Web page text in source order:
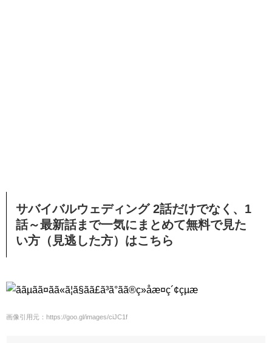
サバイバルウェディング 2話だけでなく、1
話～最新話まで一気にまとめて無料で見た
い方（見逃した方）はこちら
画像引用元：https://goo.gl/images/ciJC1f